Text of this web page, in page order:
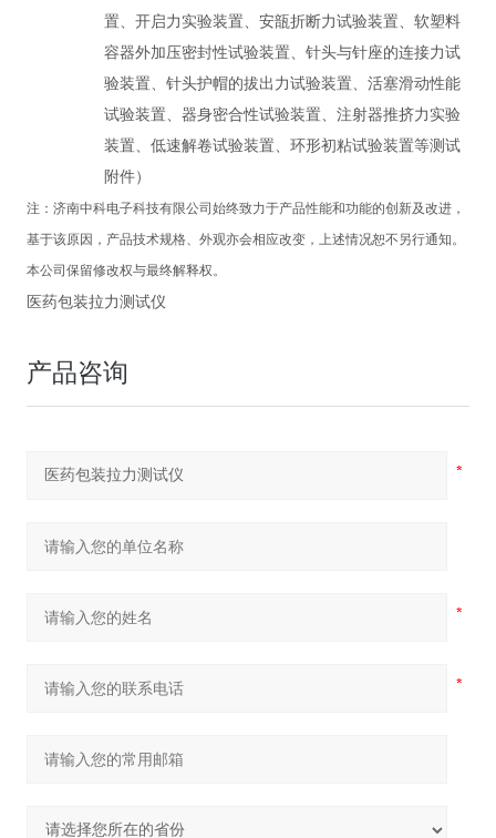
置、开启力实验装置、安瓿折断力试验装置、软塑料
容器外加压密封性试验装置、针头与针座的连接力试
验装置、针头护帽的拔出力试验装置、活塞滑动性能
试验装置、器身密合性试验装置、注射器推挤力实验
装置、低速解卷试验装置、环形初粘试验装置等测试
附件）
注： 济南中科电子科技有限公司 始终致力于产品性能和功能的创新及改进，
基于该原因，产品技术规格、外观亦会相应改变，上述情况恕不另行通知。
本公司保留修改权与最终解释权。
医药包装拉力测试仪
产品咨询